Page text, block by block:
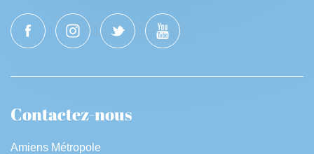
Contactez-nous
Amiens Métropole